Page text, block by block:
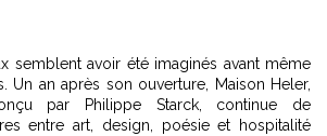
semblent avoir été imaginés avant même
Un an après son ouverture, Maison Heler,
par Philippe Starck, continue de
entre art, design, poésie et hospitalité